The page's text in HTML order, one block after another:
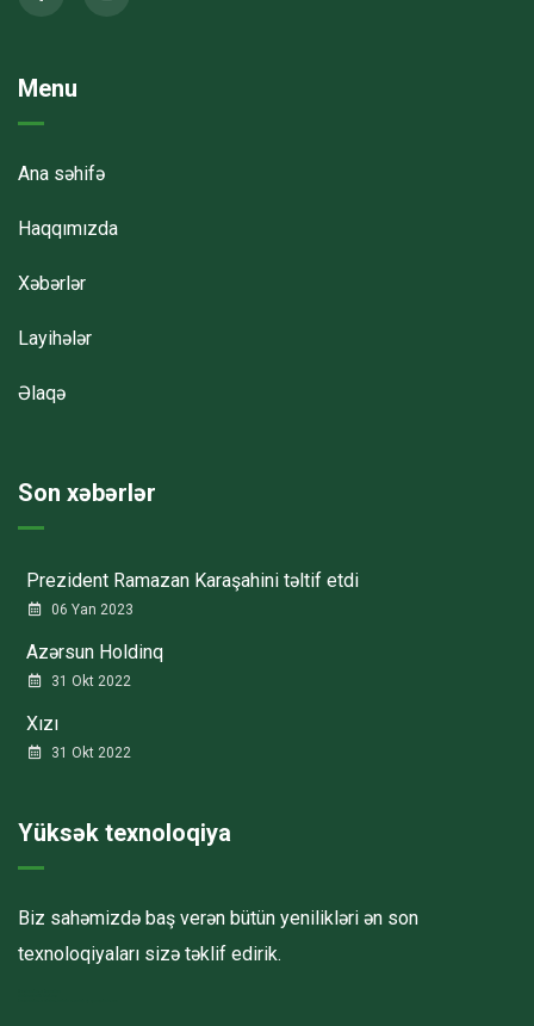
Menu
Ana səhifə
Haqqımızda
Xəbərlər
Layihələr
Əlaqə
Son xəbərlər
Prezident Ramazan Karaşahini təltif etdi
06 Yan 2023
Azərsun Holdinq
31 Okt 2022
Xızı
31 Okt 2022
Yüksək texnoloqiya
Biz sahəmizdə baş verən bütün yenilikləri ən son
texnoloqiyaları sizə təklif edirik.